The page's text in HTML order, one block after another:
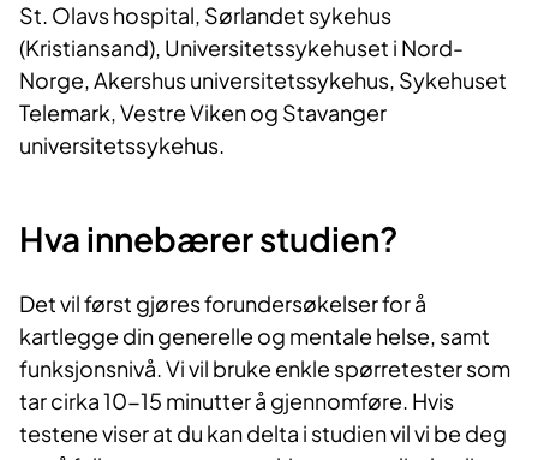
St. Olavs hospital, Sørlandet sykehus
(Kristiansand), Universitetssykehuset i Nord-
Norge, Akershus universitetssykehus, Sykehuset
Telemark, Vestre Viken og Stavanger
universitetssykehus.
Hva innebærer studien?
Det vil først gjøres forundersøkelser for å
kartlegge din generelle og mentale helse, samt
funksjonsnivå. Vi vil bruke enkle spørretester som
tar cirka 10-15 minutter å gjennomføre. Hvis
testene viser at du kan delta i studien vil vi be deg